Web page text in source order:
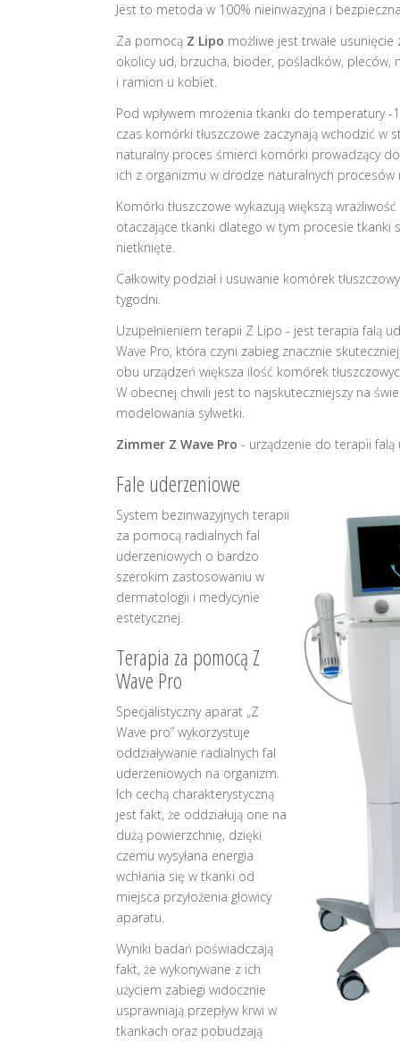
Jest to metoda w 100% nieinwazyjna i
Za pomocą Z Lipo możliwe jest trwałe usunięcie
okolicy ud, brzucha, bioder, pośladków, pleców,
i ramion u kobiet.
Pod wpływem mrożenia tkanki do temperatury -
czas komórki tłuszczowe zaczynają wchodzić w
naturalny proces śmierci komórki prowadzący
ich z organizmu w drodze naturalnych procesów
Komórki tłuszczowe wykazują większą
otaczające tkanki dlatego w tym procesie tkanki
nietknięte.
Całkowity podział i usuwanie komórek
tygodni.
Uzupełnieniem terapii Z Lipo - jest terapia falą
Wave Pro, która czyni zabieg znacznie
obu urządzeń większa ilość komórek
W obecnej chwili jest to najskuteczniejszy na
modelowania sylwetki.
Zimmer Z Wave Pro - urządzenie do terapii falą
Fale uderzeniowe
System bezinwazyjnych terapii
za pomocą radialnych fal
uderzeniowych o bardzo
szerokim zastosowaniu w
dermatologii i medycynie
estetycznej.
Terapia za pomocą Z
Wave Pro
Specjalistyczny aparat „Z
Wave pro” wykorzystuje
oddziaływanie radialnych fal
uderzeniowych na organizm.
Ich cechą charakterystyczną
jest fakt, że oddziałują one na
dużą powierzchnię, dzięki
czemu wysyłana energia
wchłania się w tkanki od
miejsca przyłożenia głowicy
aparatu.
Wyniki badań poświadczają
fakt, że wykonywane z ich
użyciem zabiegi widocznie
usprawniają przepływ krwi w
tkankach oraz pobudzają